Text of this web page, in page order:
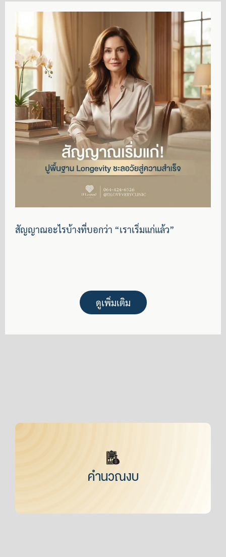
สัญญาณอะไรบ้างที่บอกว่า “เราเริ่มแก่แล้ว”
ดูเพิ่มเติม
คำนวณงบ